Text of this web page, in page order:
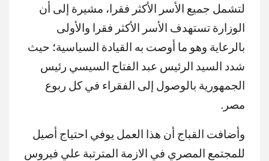
لتشمل جميع الأسر الأكثر فقرا، مشيرة إلى أن
الوزارة تستهدف الأسر الأكثر فقرا والأولى
بالرعاية وهو ما أوصت به القيادة السياسية؛ حيث
شدد السيد الرئيس عبد الفتاح السيسي رئيس
الجمهورية بالوصول إلى الفقراء في كل ربوع
مصر.
وأضافت القباج أن هذا العمل يوفي احتياج أصيل
للمجتمع المصري في الازمة المترتبة علي فيروس